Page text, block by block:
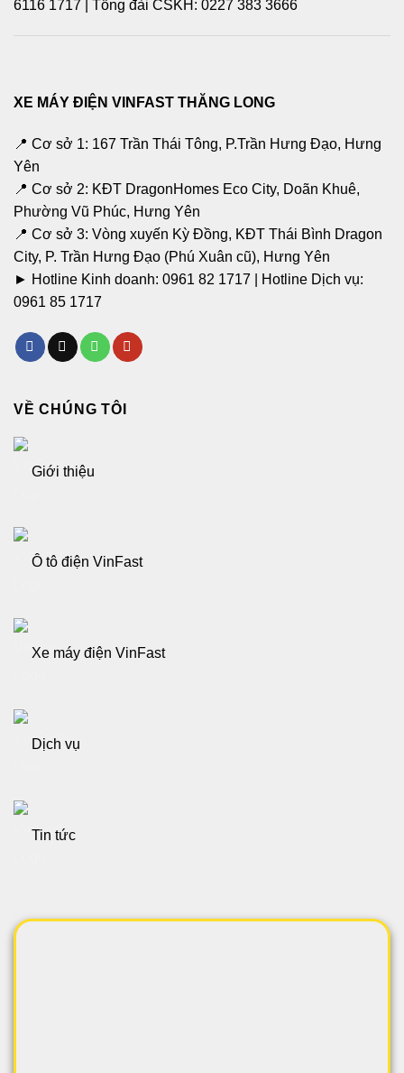
6116 1717 | Tổng đài CSKH: 0227 383 3666
XE MÁY ĐIỆN VINFAST THĂNG LONG
📍 Cơ sở 1: 167 Trần Thái Tông, P.Trần Hưng Đạo, Hưng
Yên
📍 Cơ sở 2: KĐT DragonHomes Eco City, Doãn Khuê,
Phường Vũ Phúc, Hưng Yên
📍 Cơ sở 3: Vòng xuyến Kỳ Đồng, KĐT Thái Bình Dragon
City, P. Trần Hưng Đạo (Phú Xuân cũ), Hưng Yên
► Hotline Kinh doanh: 0961 82 1717 | Hotline Dịch vụ:
0961 85 1717
VỀ CHÚNG TÔI
Giới thiệu
Ô tô điện VinFast
Xe máy điện VinFast
Dịch vụ
Tin tức